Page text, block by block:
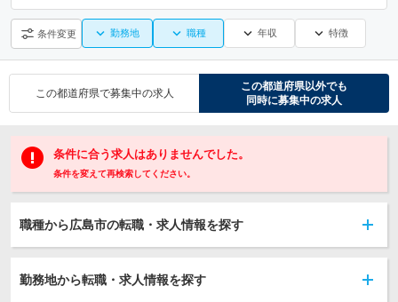
条件変更 勤務地 職種 年収 特徴
この都道府県で募集中の求人
この都道府県以外でも
同時に募集中の求人
条件に合う求人はありませんでした。
条件を変えて再検索してください。
職種から広島市の転職・求人情報を探す
勤務地から転職・求人情報を探す